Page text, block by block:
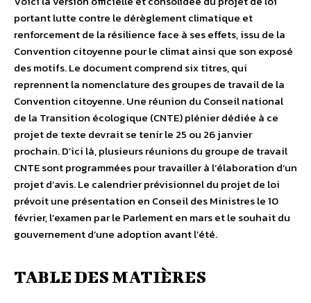
portant lutte contre le dérèglement climatique et
renforcement de la résilience face à ses effets, issu de la
Convention citoyenne pour le climat ainsi que son exposé
des motifs. Le document comprend six titres, qui
reprennent la nomenclature des groupes de travail de la
Convention citoyenne. Une réunion du Conseil national
de la Transition écologique (CNTE) plénier dédiée à ce
projet de texte devrait se tenir le 25 ou 26 janvier
prochain. D’ici là, plusieurs réunions du groupe de travail
CNTE sont programmées pour travailler à l’élaboration d’un
projet d’avis. Le calendrier prévisionnel du projet de loi
prévoit une présentation en Conseil des Ministres le 10
février, l’examen par le Parlement en mars et le souhait du
gouvernement d’une adoption avant l’été.
TABLE DES MATIÈRES